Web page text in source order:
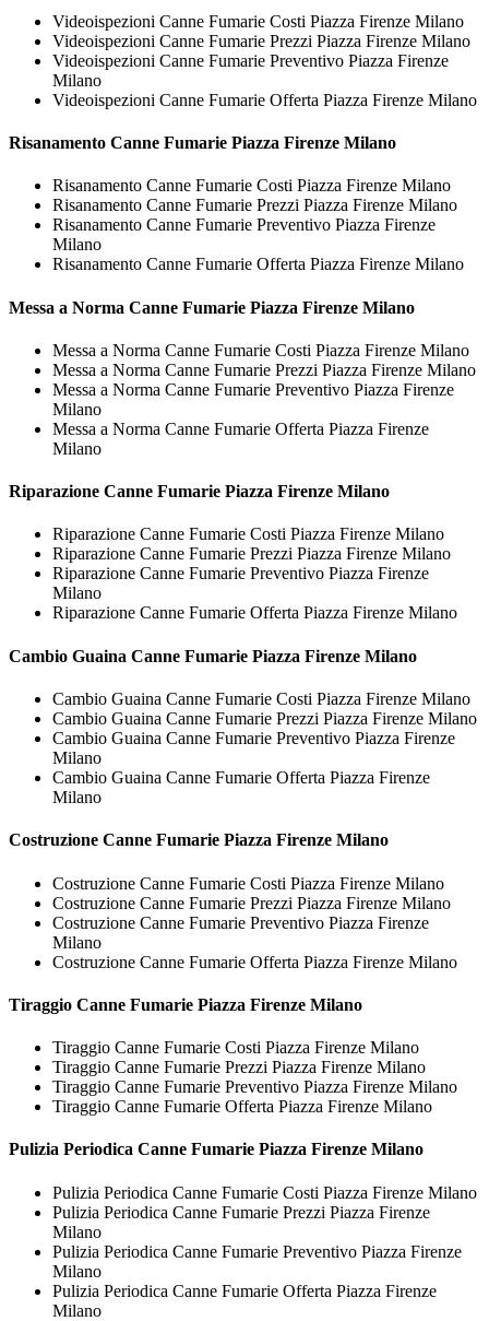
Videoispezioni Canne Fumarie Costi Piazza Firenze Milano
Videoispezioni Canne Fumarie Prezzi Piazza Firenze Milano
Videoispezioni Canne Fumarie Preventivo Piazza Firenze
Milano
Videoispezioni Canne Fumarie Offerta Piazza Firenze Milano
Risanamento Canne Fumarie Piazza Firenze Milano
Risanamento Canne Fumarie Costi Piazza Firenze Milano
Risanamento Canne Fumarie Prezzi Piazza Firenze Milano
Risanamento Canne Fumarie Preventivo Piazza Firenze
Milano
Risanamento Canne Fumarie Offerta Piazza Firenze Milano
Messa a Norma Canne Fumarie Piazza Firenze Milano
Messa a Norma Canne Fumarie Costi Piazza Firenze Milano
Messa a Norma Canne Fumarie Prezzi Piazza Firenze Milano
Messa a Norma Canne Fumarie Preventivo Piazza Firenze
Milano
Messa a Norma Canne Fumarie Offerta Piazza Firenze
Milano
Riparazione Canne Fumarie Piazza Firenze Milano
Riparazione Canne Fumarie Costi Piazza Firenze Milano
Riparazione Canne Fumarie Prezzi Piazza Firenze Milano
Riparazione Canne Fumarie Preventivo Piazza Firenze
Milano
Riparazione Canne Fumarie Offerta Piazza Firenze Milano
Cambio Guaina Canne Fumarie Piazza Firenze Milano
Cambio Guaina Canne Fumarie Costi Piazza Firenze Milano
Cambio Guaina Canne Fumarie Prezzi Piazza Firenze Milano
Cambio Guaina Canne Fumarie Preventivo Piazza Firenze
Milano
Cambio Guaina Canne Fumarie Offerta Piazza Firenze
Milano
Costruzione Canne Fumarie Piazza Firenze Milano
Costruzione Canne Fumarie Costi Piazza Firenze Milano
Costruzione Canne Fumarie Prezzi Piazza Firenze Milano
Costruzione Canne Fumarie Preventivo Piazza Firenze
Milano
Costruzione Canne Fumarie Offerta Piazza Firenze Milano
Tiraggio Canne Fumarie Piazza Firenze Milano
Tiraggio Canne Fumarie Costi Piazza Firenze Milano
Tiraggio Canne Fumarie Prezzi Piazza Firenze Milano
Tiraggio Canne Fumarie Preventivo Piazza Firenze Milano
Tiraggio Canne Fumarie Offerta Piazza Firenze Milano
Pulizia Periodica Canne Fumarie Piazza Firenze Milano
Pulizia Periodica Canne Fumarie Costi Piazza Firenze Milano
Pulizia Periodica Canne Fumarie Prezzi Piazza Firenze
Milano
Pulizia Periodica Canne Fumarie Preventivo Piazza Firenze
Milano
Pulizia Periodica Canne Fumarie Offerta Piazza Firenze
Milano